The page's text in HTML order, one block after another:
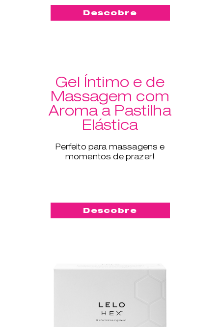
Descobre
Gel Íntimo e de
Massagem com
Aroma a Pastilha
Elástica
Perfeito para massagens e
momentos de prazer!
Descobre